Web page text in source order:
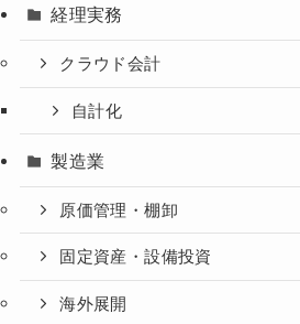
経理実務
クラウド会計
自計化
製造業
原価管理・棚卸
固定資産・設備投資
海外展開